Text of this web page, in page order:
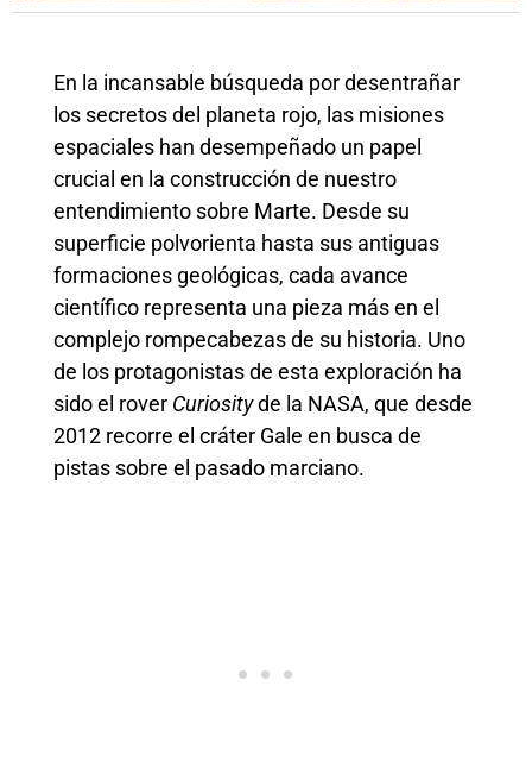
En la incansable búsqueda por desentrañar
los secretos del planeta rojo, las misiones
espaciales han desempeñado un papel
crucial en la construcción de nuestro
entendimiento sobre Marte. Desde su
superficie polvorienta hasta sus antiguas
formaciones geológicas, cada avance
científico representa una pieza más en el
complejo rompecabezas de su historia. Uno
de los protagonistas de esta exploración ha
sido el rover Curiosityde la NASA, que desde
2012 recorre el cráter Gale en busca de
pistas sobre el pasado marciano.